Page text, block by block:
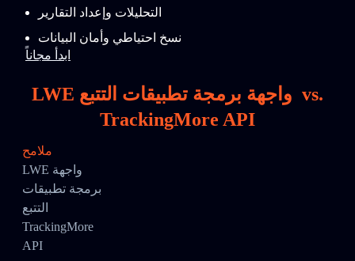
التحليلات وإعداد التقارير
نسخ احتياطي وأمان البيانات
ابدأ مجاناً
LWE واجهة برمجة تطبيقات التتبع vs.
TrackingMore API
ملامح
LWE واجهة
برمجة تطبيقات
التتبع
TrackingMore
API